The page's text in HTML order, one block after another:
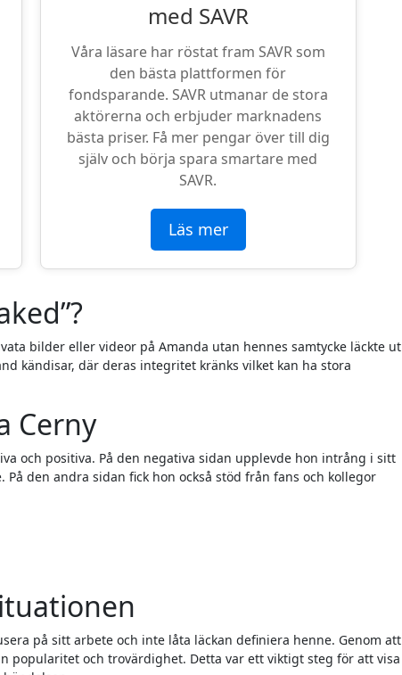
med SAVR
Våra läsare har röstat fram SAVR som
den bästa plattformen för
fondsparande. SAVR utmanar de stora
aktörerna och erbjuder marknadens
bästa priser. Få mer pengar över till dig
själv och börja spara smartare med
SAVR.
Läs mer
bilder eller videor på Amanda utan hennes samtycke läckte ut
kändisar, där deras integritet kränks vilket kan ha stora
Cerny
och positiva. På den negativa sidan upplevde hon intrång i sitt
den andra sidan fick hon också stöd från fans och kollegor
på sitt arbete och inte låta läckan definiera henne. Genom att
popularitet och trovärdighet. Detta var ett viktigt steg för att visa